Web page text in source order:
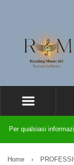
ACCEDI
REGISTRATI
Per qualsiasi
Home ›